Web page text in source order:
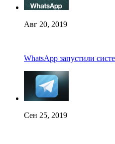
Авг 20, 2019
WhatsApp запустили
Сен 25, 2019